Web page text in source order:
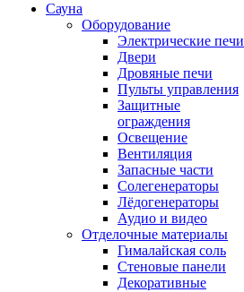
Сауна
Оборудование
Электрические печи
Двери
Дровяные печи
Пульты управления
Защитные
ограждения
Освещение
Вентиляция
Запасные части
Солегенераторы
Лёдогенераторы
Аудио и видео
Отделочные материалы
Гималайская соль
Стеновые панели
Декоративные